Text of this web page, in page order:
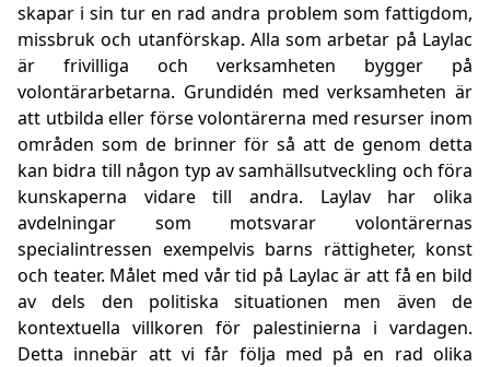
skapar i sin tur en rad andra problem som fattigdom,
missbruk och utanförskap. Alla som arbetar på Laylac
är frivilliga och verksamheten bygger på
volontärarbetarna. Grundidén med verksamheten är
att utbilda eller förse volontärerna med resurser inom
områden som de brinner för så att de genom detta
kan bidra till någon typ av samhällsutveckling och föra
kunskaperna vidare till andra. Laylav har olika
avdelningar som motsvarar volontärernas
specialintressen exempelvis barns rättigheter, konst
och teater. Målet med vår tid på Laylac är att få en bild
av dels den politiska situationen men även de
kontextuella villkoren för palestinierna i vardagen.
Detta innebär att vi får följa med på en rad olika